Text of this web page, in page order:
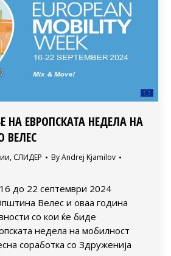
НА ЕВРОПСКАТА НЕДЕЛА НА
ВЕЛЕС
, СЛИДЕР ByAndrej Kjamilov
до 22 септември 2024
Велес и оваа година
со кои ќе биде
недела на мобилност
соработка со Здруженија